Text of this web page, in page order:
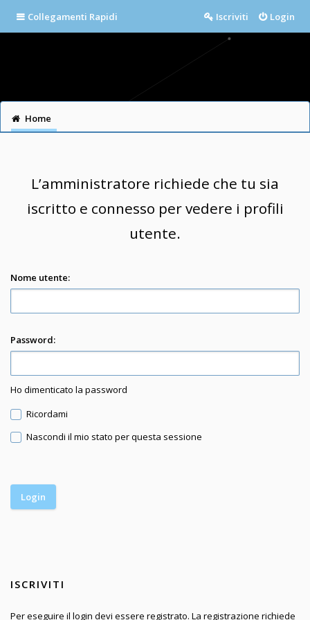
Collegamenti Rapidi Login
Iscriviti
Home
L’amministratore richiede che tu sia
iscritto e connesso per vedere i profili
utente.
Nome utente:
Password:
Ho dimenticato la password
Ricordami
Nascondi il mio stato per questa sessione
ISCRIVITI
Per eseguire il login devi essere registrato. La registrazione richiede